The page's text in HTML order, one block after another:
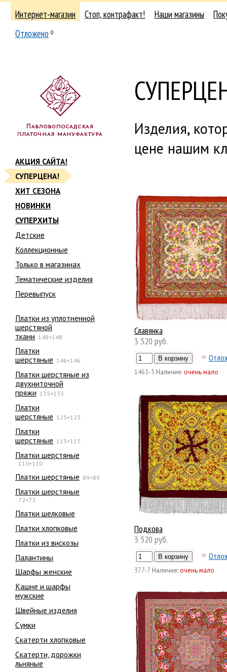
Интернет-магазин Стоп, контрафакт! Наши магазины
Отложено 0
АКЦИЯ САЙТА!
СУПЕРЦЕНА!
ХИТ СЕЗОНА
НОВИНКИ
СУПЕРХИТЫ
Детские
Коллекционные
Только в магазинах
Тематические изделия
Перевыпуск
Платки из уплотненной
шерстяной
ткани 148×148
Платки
шерстяные 146×146
Платки шерстяные из
двухниточной
пряжи 135×135
Платки
шерстяные 125×125
Платки
шерстяные 115×115
Платки шерстяные
110×110
Платки шерстяные 89×89
Платки шерстяные
72×72
Платки шелковые
Платки хлопковые
Платки из вискозы
Палантины
Шарфы женские
Кашне и шарфы
мужские
Швейные изделия
Сумки
Скатерти хлопковые
Скатерти, дорожки
льняные
Изделия,
цене нашим
Славянка
3 520 руб.
1465-5 Наличие:очень мало
Подкова
3 520 руб.
377-7 Наличие:очень мало